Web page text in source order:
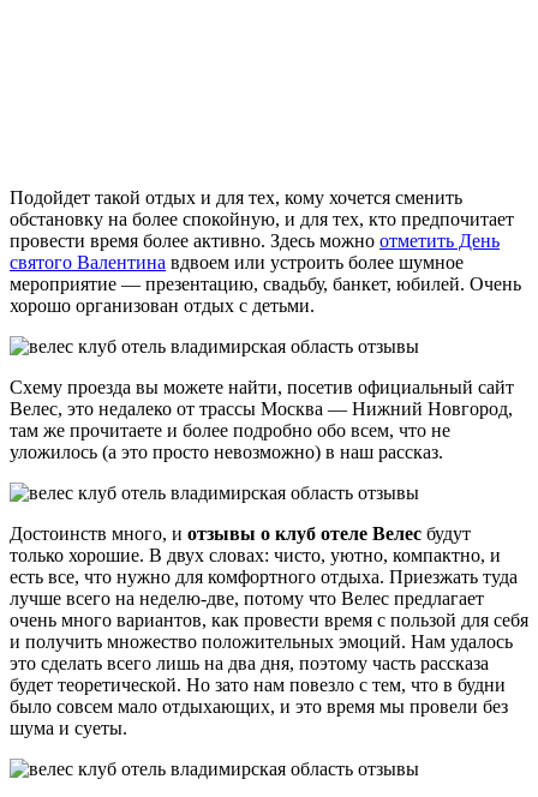
Подойдет такой отдых и для тех, кому хочется сменить
обстановку на более спокойную, и для тех, кто предпочитает
провести время более активно. Здесь можно отметить День
святого Валентина вдвоем или устроить более шумное
мероприятие — презентацию, свадьбу, банкет, юбилей. Очень
хорошо организован отдых с детьми.
Схему проезда вы можете найти, посетив официальный сайт
Велес, это недалеко от трассы Москва — Нижний Новгород,
там же прочитаете и более подробно обо всем, что не
уложилось (а это просто невозможно) в наш рассказ.
Достоинств много, и отзывы о клуб отеле Велес будут
только хорошие. В двух словах: чисто, уютно, компактно, и
есть все, что нужно для комфортного отдыха. Приезжать туда
лучше всего на неделю-две, потому что Велес предлагает
очень много вариантов, как провести время с пользой для себя
и получить множество положительных эмоций. Нам удалось
это сделать всего лишь на два дня, поэтому часть рассказа
будет теоретической. Но зато нам повезло с тем, что в будни
было совсем мало отдыхающих, и это время мы провели без
шума и суеты.